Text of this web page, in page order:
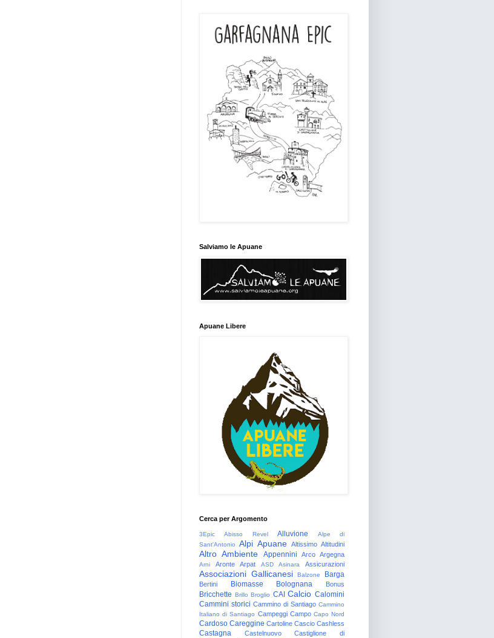
Salviamo le Apuane
Apuane Libere
Cerca per Argomento
3Epic Abisso Revel Alluvione
Alpe di
Sant'Antonio
Alpi Apuane Altissimo Altitudini
Altro Ambiente Appennini Arco Argegna
Arni Aronte Arpat ASD Asinara Assicurazioni
Associazioni Gallicanesi Balzone Barga
Bertini Biomasse Bolognana Bonus
Bricchette Brillo Broglio CAI Calcio Calomini
Cammini storici Cammino di Santiago Cammino
Italiano di Santiago Campeggi Campo Capo Nord
Cardoso Careggine Cartoline Cascio Cashless
Castagna Castelnuovo
Castiglione di